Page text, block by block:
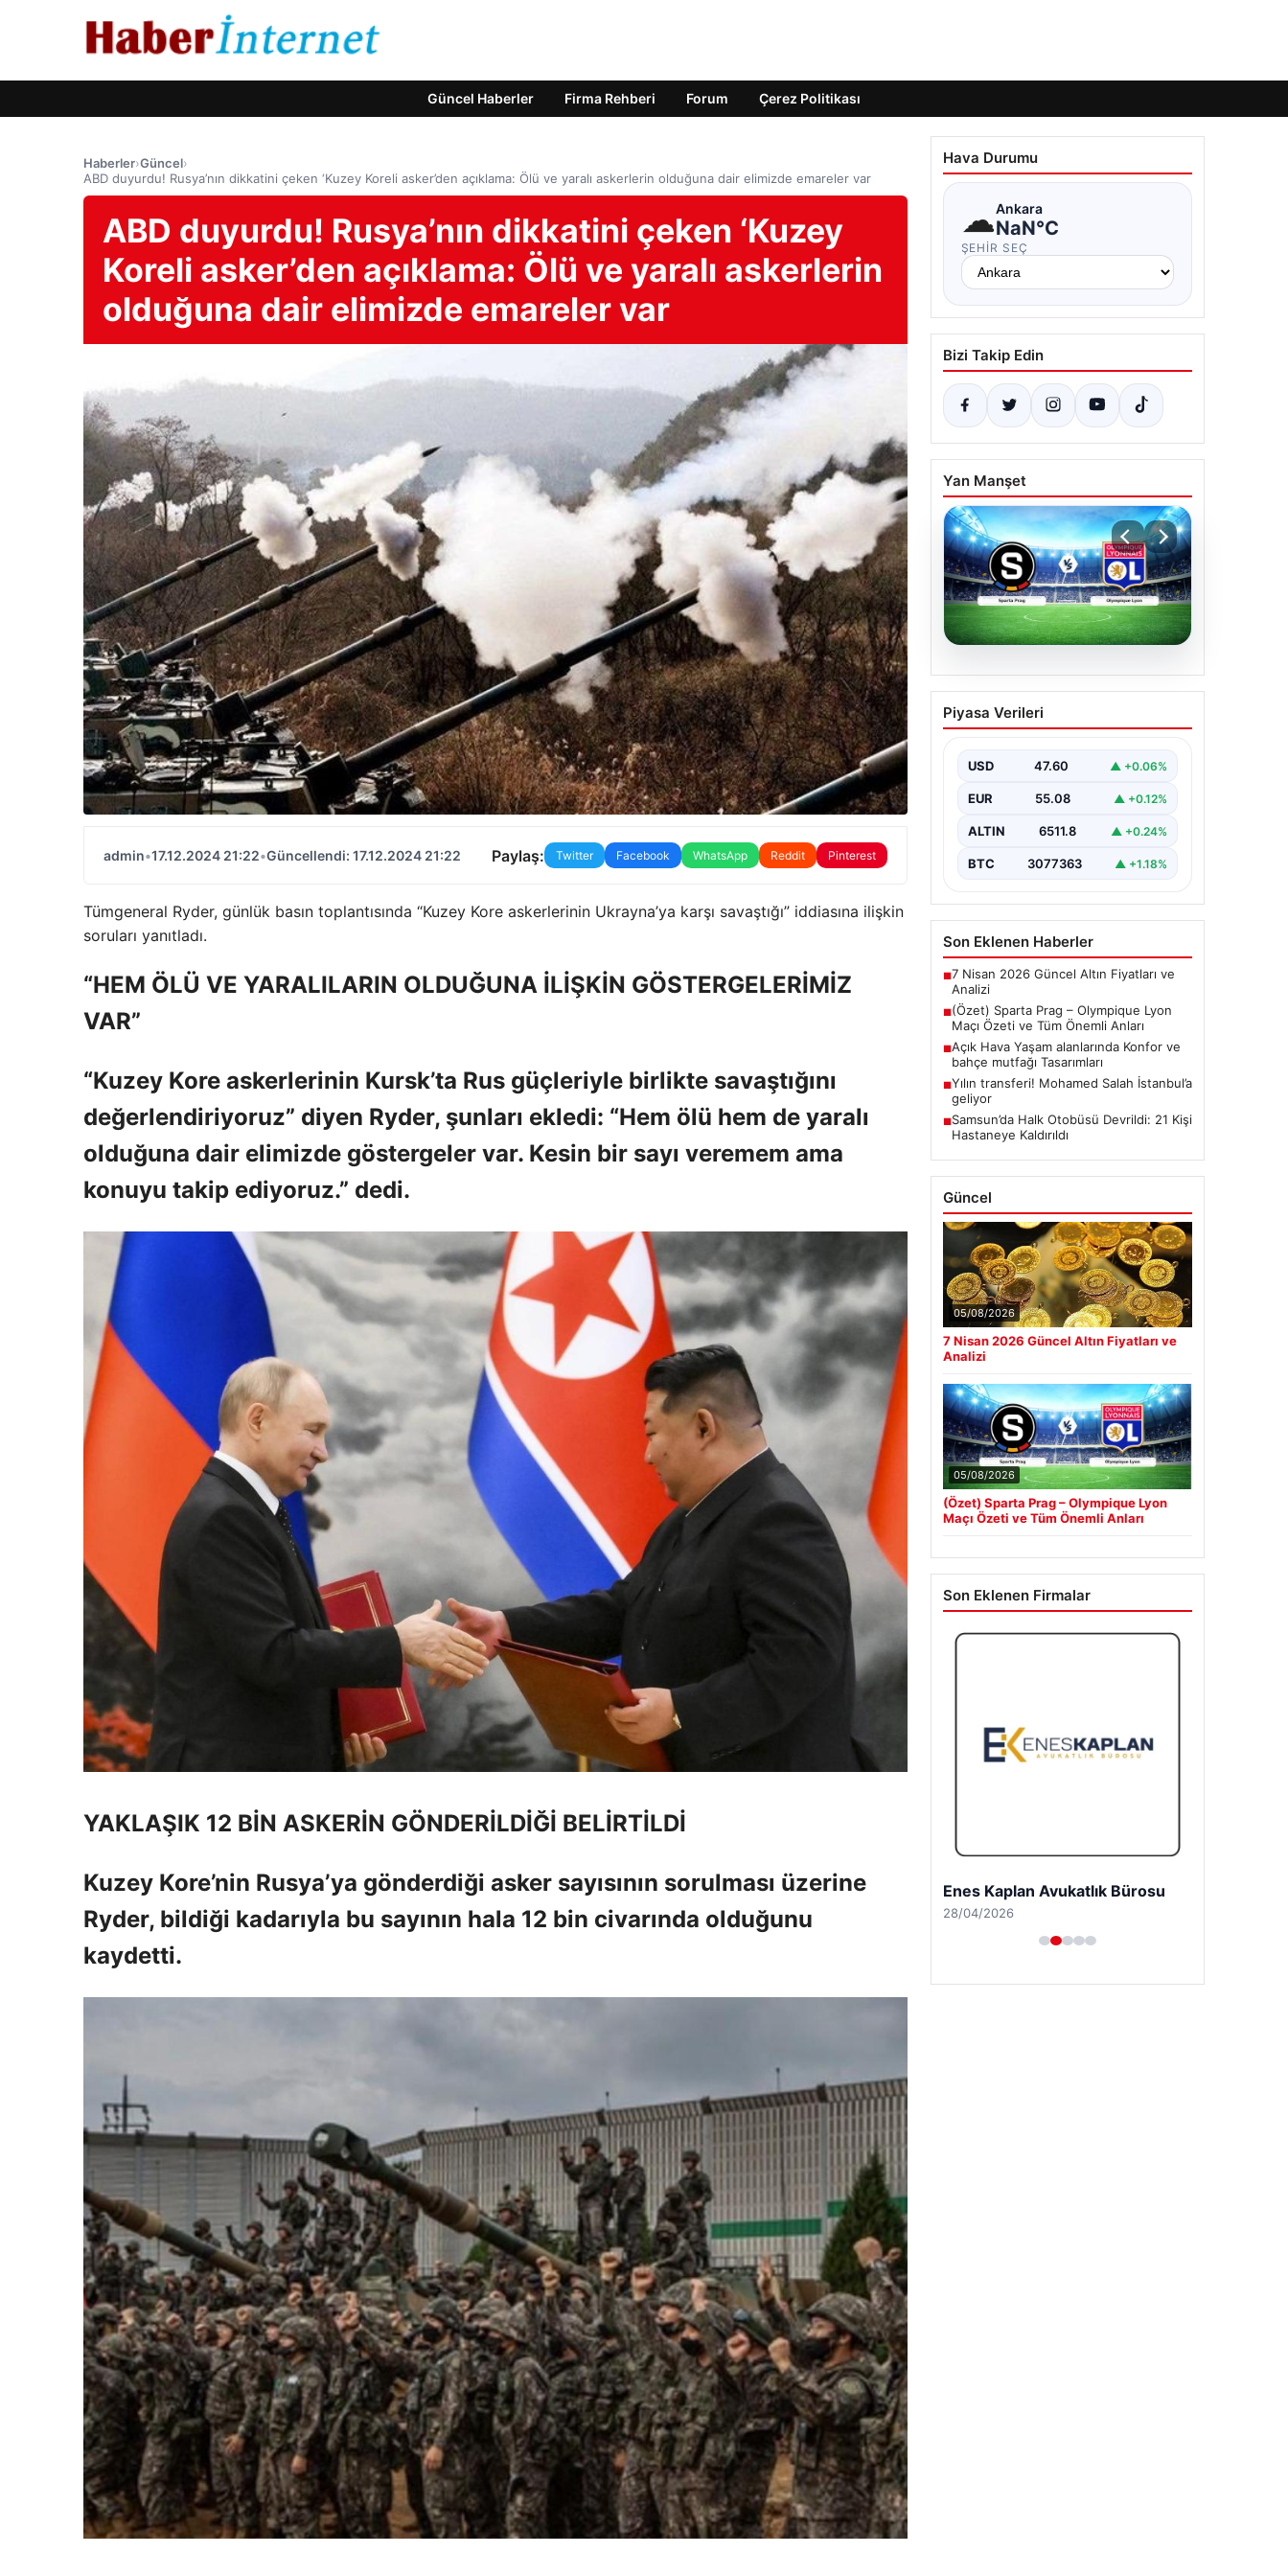
Güncel Haberler Firma Rehberi Forum Çerez Politikası
Haberler›Güncel›
ABD duyurdu! Rusya’nın dikkatini çeken ‘Kuzey Koreli asker’den açıklama: Ölü ve yaralı askerlerin olduğuna dair elimizde emareler var
ABD duyurdu! Rusya’nın dikkatini çeken ‘Kuzey
Koreli asker’den açıklama: Ölü ve yaralı askerlerin
olduğuna dair elimizde emareler var
admin•17.12.2024 21:22•Güncellendi: 17.12.2024 21:22 Paylaş: Twitter Facebook WhatsApp Reddit Pinterest
Tümgeneral Ryder, günlük basın toplantısında “Kuzey Kore askerlerinin Ukrayna’ya karşı savaştığı” iddiasına ilişkin
soruları yanıtladı.
“HEM ÖLÜ VE YARALILARIN OLDUĞUNA İLİŞKİN GÖSTERGELERİMİZ
VAR”
“Kuzey Kore askerlerinin Kursk’ta Rus güçleriyle birlikte savaştığını
değerlendiriyoruz” diyen Ryder, şunları ekledi: “Hem ölü hem de yaralı
olduğuna dair elimizde göstergeler var. Kesin bir sayı veremem ama
konuyu takip ediyoruz.” dedi.
YAKLAŞIK 12 BİN ASKERİN GÖNDERİLDİĞİ BELİRTİLDİ
Kuzey Kore’nin Rusya’ya gönderdiği asker sayısının sorulması üzerine
Ryder, bildiği kadarıyla bu sayının hala 12 bin civarında olduğunu
kaydetti.
Hava Durumu
☁Ankara
NaN°C
ŞEHIR SEÇ
Bizi Takip Edin
Yan Manşet
05.08.2026
(Özet) Sparta Prag –
Olympique Lyon Maçı
Anları
Piyasa Verileri
USD 47.60 ▲ +0.06%
EUR 55.08 ▲ +0.12%
ALTIN 6511.8 ▲ +0.24%
BTC 3077363 ▲ +1.18%
Son Eklenen Haberler
■7 Nisan 2026 Güncel Altın Fiyatları ve
Analizi
■(Özet) Sparta Prag – Olympique Lyon
Maçı Özeti ve Tüm Önemli Anları
■Açık Hava Yaşam alanlarında Konfor ve
bahçe mutfağı Tasarımları
■Yılın transferi! Mohamed Salah İstanbul’a
geliyor
■Samsun’da Halk Otobüsü Devrildi: 21 Kişi
Hastaneye Kaldırıldı
Güncel
05/08/2026
7 Nisan 2026 Güncel Altın Fiyatları ve
Analizi
05/08/2026
(Özet) Sparta Prag – Olympique Lyon
Maçı Özeti ve Tüm Önemli Anları
Son Eklenen Firmalar
Enes Kaplan Avukatlık Bürosu
28/04/2026